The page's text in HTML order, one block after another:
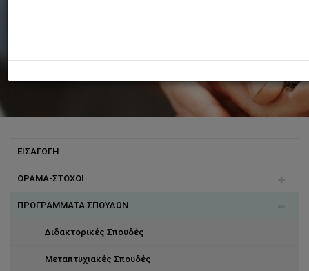
ΕΙΣΑΓΩΓΗ
ΟΡΑΜΑ-ΣΤΟΧΟΙ
Επιτυχίες Απόφοιτων
ΠΡΟΓΡΑΜΜΑΤΑ ΣΠΟΥΔΩΝ
Διδακτορικές Σπουδές
Μεταπτυχιακές Σπουδές